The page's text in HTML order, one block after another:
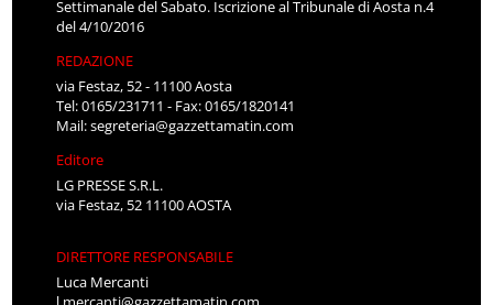
Settimanale del Sabato. Iscrizione al Tribunale di Aosta n.4
del 4/10/2016
REDAZIONE
via Festaz, 52 - 11100 Aosta
Tel: 0165/231711 - Fax: 0165/1820141
Mail:segreteria@gazzettamatin.com
Editore
LG PRESSE S.R.L.
via Festaz, 52 11100 AOSTA
DIRETTORE RESPONSABILE
Luca Mercanti